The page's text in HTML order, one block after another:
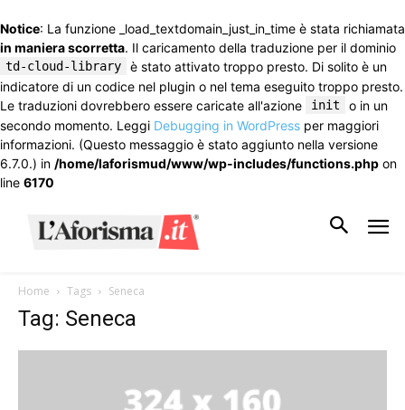
Notice: La funzione _load_textdomain_just_in_time è stata richiamata
in maniera scorretta. Il caricamento della traduzione per il dominio
td-cloud-library
è stato attivato troppo presto. Di solito è un
indicatore di un codice nel plugin o nel tema eseguito troppo presto.
Le traduzioni dovrebbero essere caricate all'azione
init
o in un
secondo momento. Leggi Debugging in WordPress per maggiori
informazioni. (Questo messaggio è stato aggiunto nella versione
6.7.0.) in /home/laforismud/www/wp-includes/functions.php on
line 6170
Home Tags Seneca
Tag: Seneca